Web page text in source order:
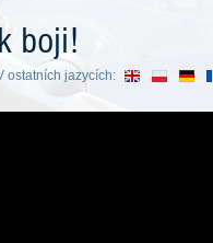
boji!
ostatních jazycích: